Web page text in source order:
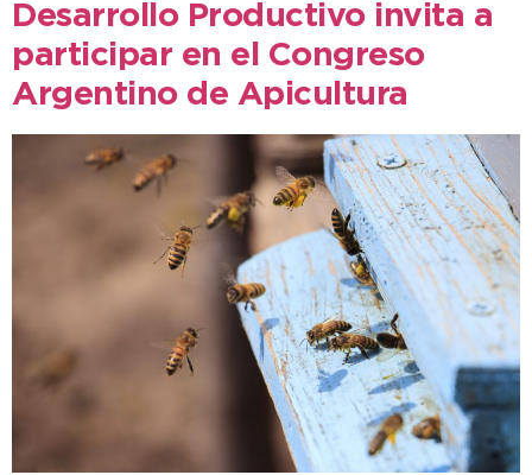
Desarrollo Productivo invita a
participar en el Congreso
Argentino de Apicultura